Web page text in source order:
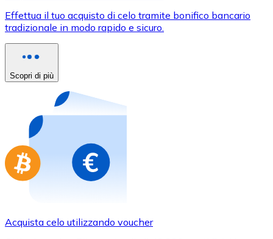
Usa le carte Visa e Mastercard per acquistare
Acquista con carta
Acquista gift card dei tuoi marchi preferiti con
Vai al negozio di carte regalo
Effettua il tuo acquisto di celo tramite bonifico bancario
tradizionale in modo rapido e sicuro.
Scopri di più
Acquista celo utilizzando voucher